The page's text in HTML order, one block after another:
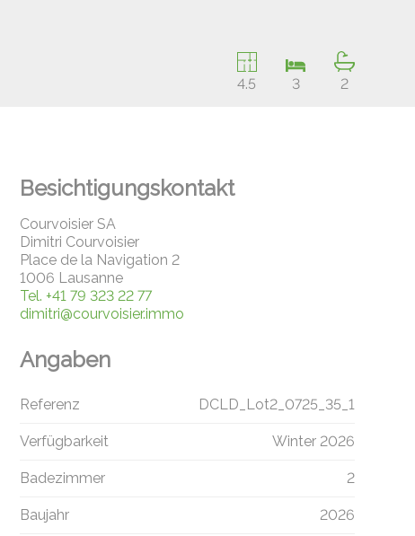
4.5
3 2
Besichtigungskontakt
Courvoisier SA
Dimitri Courvoisier
Place de la Navigation 2
1006 Lausanne
Tel. +41 79 323 22 77
dimitri@courvoisier.immo
Angaben
Referenz DCLD_Lot2_0725_35_1
Verfügbarkeit Winter 2026
Badezimmer 2
Baujahr 2026